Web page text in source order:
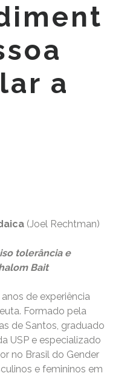
a
(Joel Rechtman)
tolerância e
Bait
de experiência
Formado pela
de Santos, graduado
USP e especializado
no Brasil do Gender
e femininos em